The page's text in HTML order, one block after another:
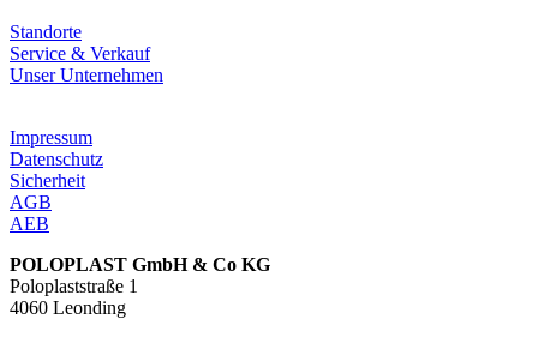
Standorte
Service & Verkauf
Unser Unternehmen
Impressum
Datenschutz
Sicherheit
AGB
AEB
POLOPLAST GmbH & Co KG
Poloplaststraße 1
4060 Leonding